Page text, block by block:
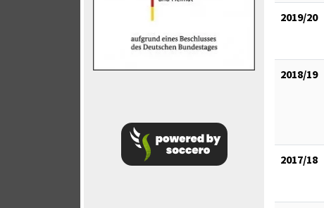
2019/20
2018/19
2017/18